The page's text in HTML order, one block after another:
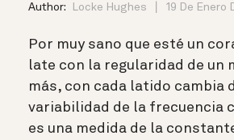
Author: Locke Hughes 19 De Enero
Por muy sano que esté un
late con la regularidad de un
más, con cada latido cambia
variabilidad de la frecuencia
es una medida de la